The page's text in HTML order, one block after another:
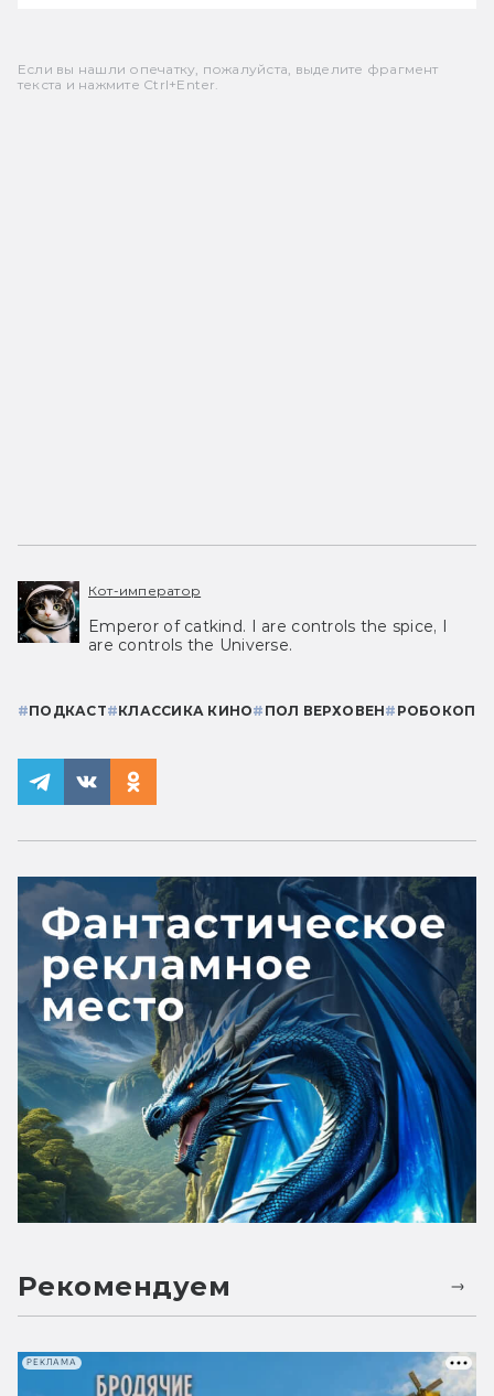
Если вы нашли опечатку, пожалуйста, выделите фрагмент
текста и нажмите Ctrl+Enter.
Кот-император
Emperor of catkind. I are controls the spice, I
are controls the Universe.
#ПОДКАСТ#КЛАССИКА КИНО# ПОЛ ВЕРХОВЕН# РОБОКОП
Рекомендуем
РЕКЛАМА